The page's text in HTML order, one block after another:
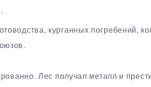
курганных погребений,
Лес получал металл и